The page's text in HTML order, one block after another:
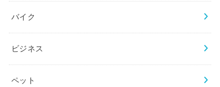
バイク
ビジネス
ペット